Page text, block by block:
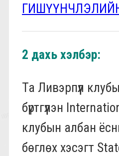
2 дахь хэлбэр:
Та Ливэрпүүл
бүртгүүлэн
клубын албан
бөглөх хэсэгт